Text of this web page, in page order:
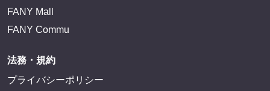
FANY Mall
FANY Commu
法務・規約
プライバシーポリシー